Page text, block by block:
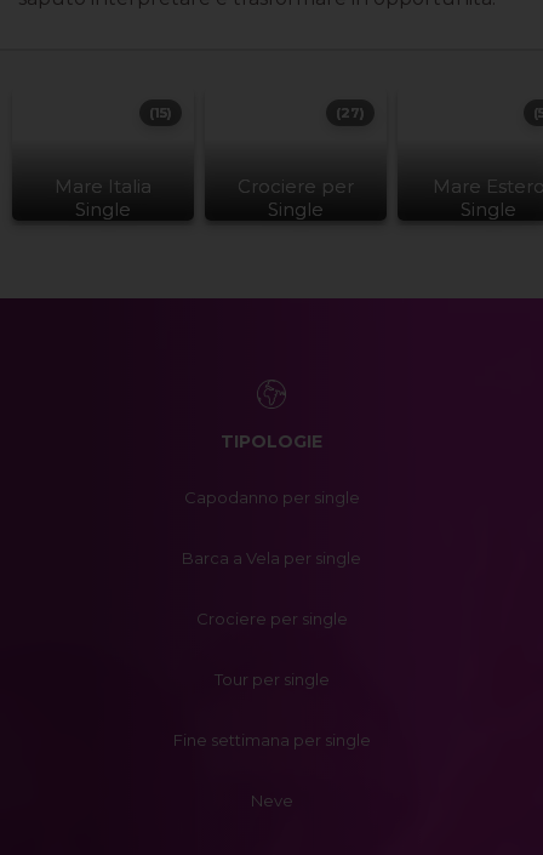
Mare Italia
Single
(15)
Crociere per
Single
(27)
Mare
Single
TIPOLOGIE
Capodanno per single
Barca a Vela per single
Crociere per single
Tour per single
Fine settimana per single
Neve